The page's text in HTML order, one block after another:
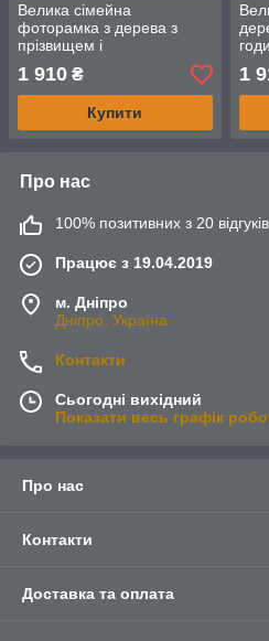
Велика сімейна
фоторамка з дерева з
прізвищем і
годинами,іменна
фоторамка з дерева з
годинником
1 910 ₴
Купити
1
Про нас
100% позитивних з 20
Працює з 19.04.2019
м. Дніпро
Дніпро, Україна
Контакти
Сьогодні вихідний
Показати весь графік
Про нас
Контакти
Доставка та оплата